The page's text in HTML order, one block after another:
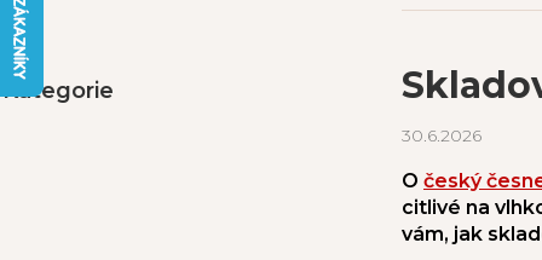
P
o
s
Přeskočit
kategorie
Kategorie
30.6.2026
O český
citlivé na
vám, jak